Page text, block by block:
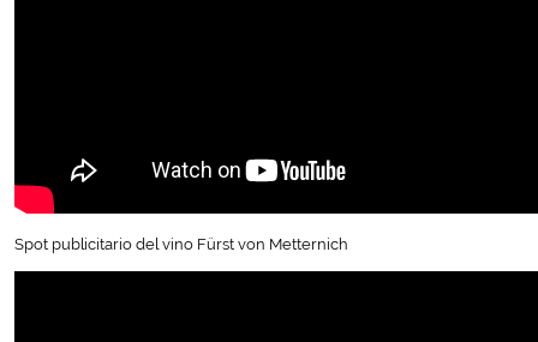
Spot publicitario del vino Fürst von Metternich